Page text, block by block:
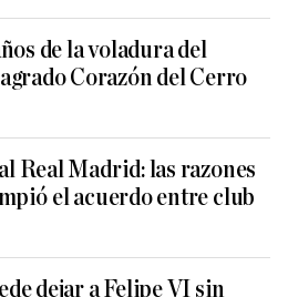
de la voladura del
Corazón del Cerro
Real Madrid: las razones
el acuerdo entre club
dejar a Felipe VI sin